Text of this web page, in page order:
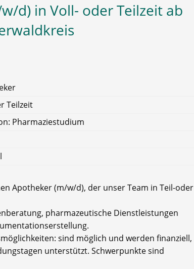
d) in Voll- oder Teilzeit ab
Teilzeit
Pharmaziestudium
Apotheker (m/w/d), der unser Team in Teil-oder
pharmazeutische Dienstleistungen
sind möglich und werden finanziell,
unterstützt. Schwerpunkte sind